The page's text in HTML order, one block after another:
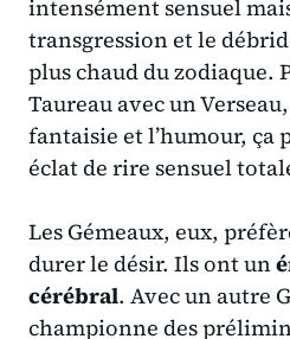
intensément sensuel
transgression et le
plus chaud du zodiaque.
Taureau avec un
fantaisie et l’humour, ça
éclat de rire sensuel
Les Gémeaux, eux,
durer le désir. Ils ont un
cérébral. Avec un autre
championne des